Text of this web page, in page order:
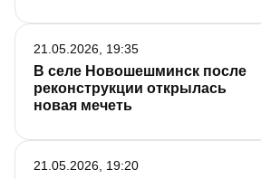
В селе Новошешминск после
реконструкции открылась
новая мечеть
21.05.2026, 19:35
21.05.2026, 19:20